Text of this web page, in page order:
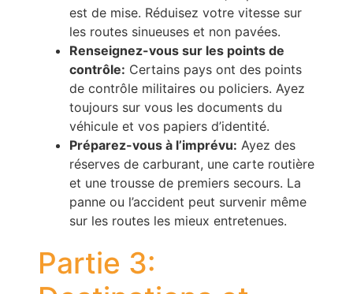
est de mise. Réduisez votre vitesse sur
les routes sinueuses et non pavées.
Renseignez-vous sur les points de
contrôle: Certains pays ont des points
de contrôle militaires ou policiers. Ayez
toujours sur vous les documents du
véhicule et vos papiers d’identité.
Préparez-vous à l’imprévu: Ayez des
réserves de carburant, une carte routière
et une trousse de premiers secours. La
panne ou l’accident peut survenir même
sur les routes les mieux entretenues.
Partie 3: